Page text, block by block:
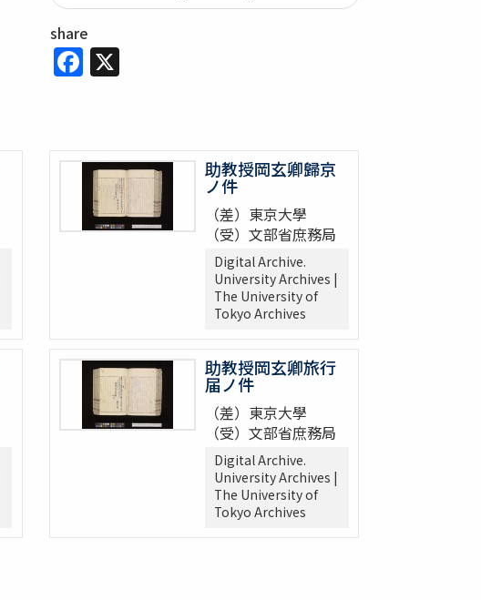
share
Facebook
X
助教授岡玄卿歸京
ノ件
（差）東京大學
（受）文部省庶務局
Digital Archive.
University Archives |
The University of
Tokyo Archives
助教授岡玄卿旅行
届ノ件
（差）東京大學
（受）文部省庶務局
Digital Archive.
University Archives |
The University of
Tokyo Archives